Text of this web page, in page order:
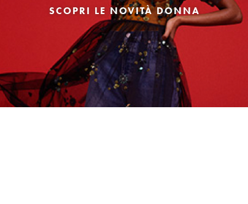
SCOPRI LE NOVITÀ DONNA